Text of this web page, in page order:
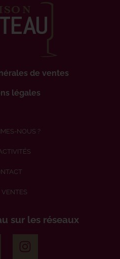
de ventes
légales
NOUS ?
VENTES
sur les réseaux